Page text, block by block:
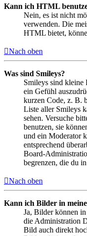
Kann ich HTML
Nein, es ist nicht
verwenden. Die
HTML bietet,
Nach oben
Was sind Smileys?
Smileys sind kleine
ein Gefühl
kurzen Code, z. B.
Liste aller Smileys
sehen. Versuche
benutzen, sie
und ein Moderator
entsprechend
Board-
begrenzen, die du
Nach oben
Kann ich Bilder in
Ja, Bilder können
die Administration
Bild auch direkt